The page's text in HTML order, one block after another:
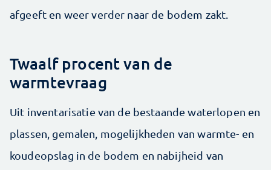
afgeeft en weer verder naar de bodem zakt.
Twaalf procent van de
warmtevraag
Uit inventarisatie van de bestaande waterlopen en
plassen, gemalen, mogelijkheden van warmte- en
koudeopslag in de bodem en nabijheid van